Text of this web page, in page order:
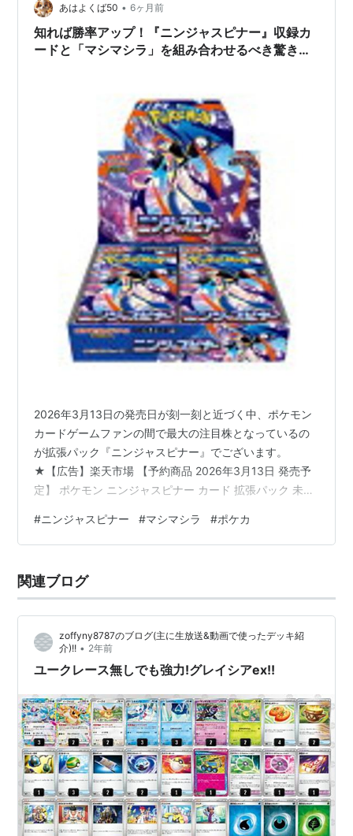
あはよくば50 • 6ヶ月前
知れば勝率アップ！『ニンジャスピナー』収録カ
ードと「マシマシラ」を組み合わせるべき驚きの
2026年3月13日の発売日が刻一刻と近づく中、ポケモン
カードゲームファンの間で最大の注目株となっているの
が拡張パック『ニンジャスピナー』でございます。
★【広告】楽天市場 【予約商品 2026年3月13日 発売予
定】 ポケモン ニンジャスピナー カード 拡張パック 未開
環境をガラリと変えてしまうような強力なカードが多数
収録されるという噂に、私も夜も眠れないほどの期待を
「マシマシラ」と、最新の『ニンジャスピナー』に収録
されるカードを組み合わせることで、非常に魅力的なシ
#ニンジャスピナー #マシマシラ #ポケカ
関連ブログ
zoffyny8787のブログ(主に生放送&動画で使ったデッキ紹
介)!! • 2年前
ユークレース無しでも強力!グレイシアex!!